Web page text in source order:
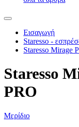
Εισαγωγή
Staresso -
Staresso Mirage
Staresso
PRO
Μερίδιο